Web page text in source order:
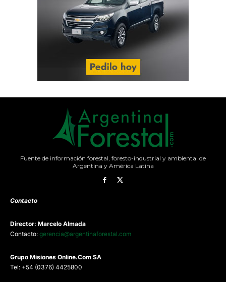
Fuente de información forestal, foresto-industrial y ambiental de
Argentina y América Latina
Contacto
Director: Marcelo Almada
Contacto: gerencia@argentinaforestal.com
Grupo Misiones Online.Com SA
Tel: +54 (0376) 4425800